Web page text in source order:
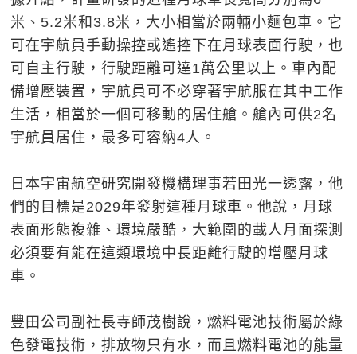
米、5.2米和3.8米，大小相當於兩輛小麵包車。它
可在宇航員手動操控或遙控下在月球表面行駛，也
可自主行駛，行駛距離可達1萬公里以上。車內配
備增壓裝置，宇航員可不必穿著宇航服在其中工作
生活，相當於一個可移動的居住艙。艙內可供2名
宇航員居住，最多可容納4人。
日本宇宙航空研究開發機構理事若田光一透露，他
們的目標是2029年發射這種月球車。他說，月球
表面形態複雜、環境嚴酷，大範圍的載人月面探測
必須要有能在這類環境中長距離行駛的增壓月球
車。
豐田公司副社長寺師茂樹說，燃料電池技術屬於綠
色發電技術，排放物只有水，而且燃料電池的能量